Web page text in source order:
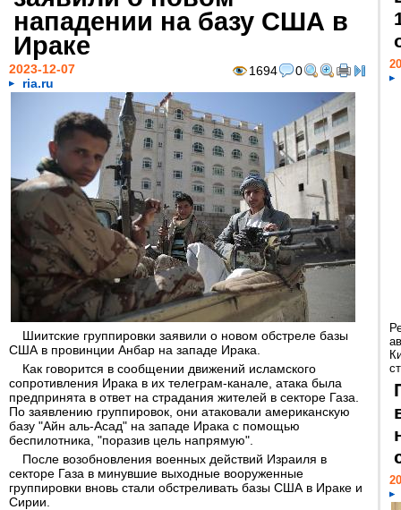
нападении на базу США в
Ираке
1694 0
2023-12-07
ria.ru
Шиитские группировки заявили о новом обстреле базы
США в провинции Анбар на западе Ирака.
Как говорится в сообщении движений исламского
сопротивления Ирака в их телеграм-канале, атака была
предпринята в ответ на страдания жителей в секторе Газа.
По заявлению группировок, они атаковали американскую
базу "Айн аль-Асад" на западе Ирака с помощью
беспилотника, "поразив цель напрямую".
После возобновления военных действий Израиля в
секторе Газа в минувшие выходные вооруженные
группировки вновь стали обстреливать базы США в Ираке и
Сирии.